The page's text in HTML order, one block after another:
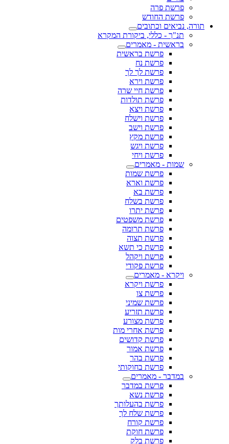
פרשת פרה
פרשת החודש
תורה, נביאים וכתובים
תנ"ך - כללי, ביקורת המקרא
בראשית - מאמרים
פרשת בראשית
פרשת נח
פרשת לך לך
פרשת וירא
פרשת חיי שרה
פרשת תולדות
פרשת ויצא
פרשת וישלח
פרשת וישב
פרשת מקץ
פרשת ויגש
פרשת ויחי
שמות - מאמרים
פרשת שמות
פרשת וארא
פרשת בא
פרשת בשלח
פרשת יתרו
פרשת משפטים
פרשת תרומה
פרשת תצוה
פרשת כי תשא
פרשת ויקהל
פרשת פקודי
ויקרא - מאמרים
פרשת ויקרא
פרשת צו
פרשת שמיני
פרשת תזריע
פרשת מצורע
פרשת אחרי מות
פרשת קדושים
פרשת אמור
פרשת בהר
פרשת בחוקותי
במדבר - מאמרים
פרשת במדבר
פרשת נשא
פרשת בהעלותך
פרשת שלח לך
פרשת קורח
פרשת חוקת
פרשת בלק